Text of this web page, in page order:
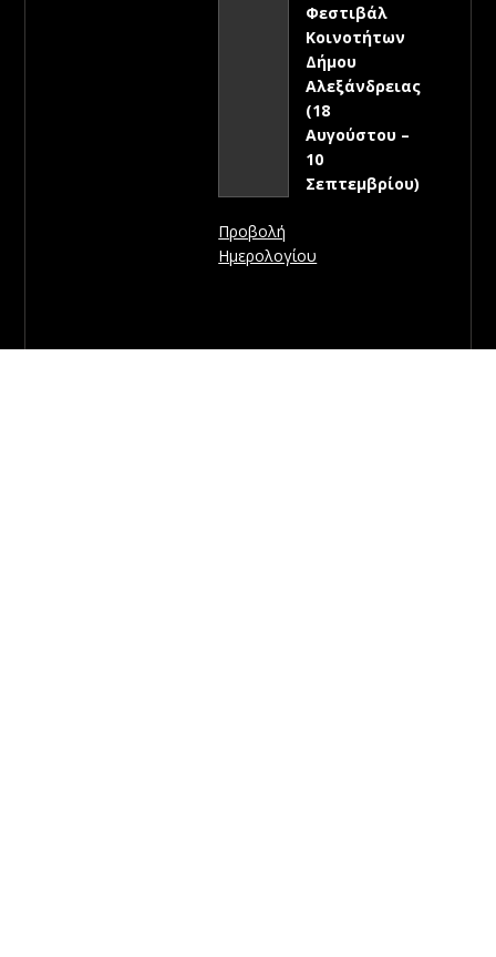
Φεστιβάλ
Κοινοτήτων
Δήμου
Αλεξάνδρειας
(18
Αυγούστου –
10
Σεπτεμβρίου)